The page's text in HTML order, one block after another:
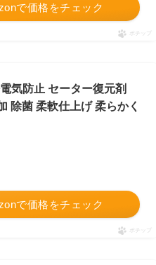
で価格をチェック
ポチップ
気防止 セーター復元剤
除菌 柔軟仕上げ 柔らかく
で価格をチェック
ポチップ